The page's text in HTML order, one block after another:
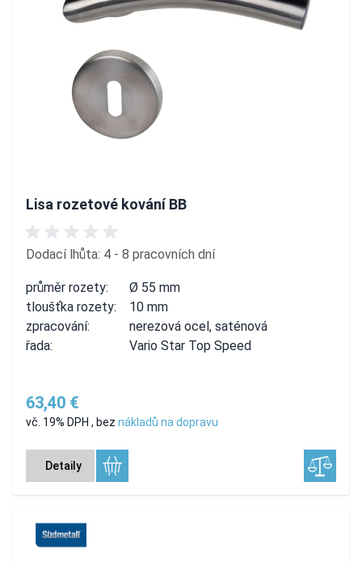
Lisa rozetové kování BB
Dodací lhůta: 4 - 8 pracovních dní
průměr rozety:
Ø 55 mm
tloušťka rozety:
10 mm
zpracování:
nerezová ocel, saténová
řada:
Vario Star Top Speed
63,40 €
vč. 19% DPH , bez nákladů na dopravu
Detaily